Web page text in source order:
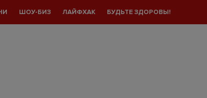
ШОУ-БИЗ ЛАЙФХАК БУДЬТЕ ЗДОРОВЫ!